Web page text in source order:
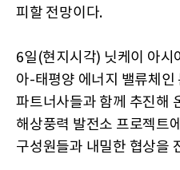
피할 전망이다.
6일(현지시각) 닛케이 아시
아-태평양 에너지 밸류체
파트너사들과 함께 추진해
해상풍력 발전소 프로젝트
구성원들과 내밀한 협상을